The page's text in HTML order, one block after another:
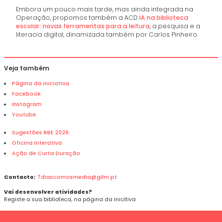
Embora um pouco mais tarde, mas ainda integrada na
Operação, propomos também a ACDIA na biblioteca
escolar: novas ferramentas para a leitura, a pesquisa e a
literacia digital, dinamizada também por Carlos Pinheiro.
Veja também
Página da iniciativa
Facebook
Instagram
Youtube
Sugestões RBE 2026
Oficina Interativa
Ação de Curta Duração
Contacto: 7diascomosmedia@gilm.pt
Vai desenvolver atividades?
Registe a sua biblioteca, na página da inicitiva